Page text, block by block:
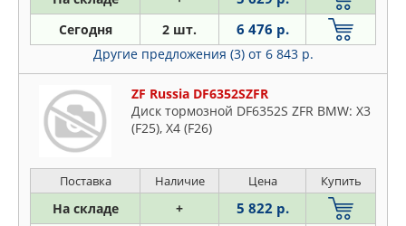
Сегодня 2 шт. 6 476 р.
Другие предложения (3) от 6 843 р.
ZF Russia DF6352SZFR
Диск тормозной DF6352S ZFR BMW: X3
(F25), X4 (F26)
Поставка Наличие Цена Купить
На складе + 5 822 р.